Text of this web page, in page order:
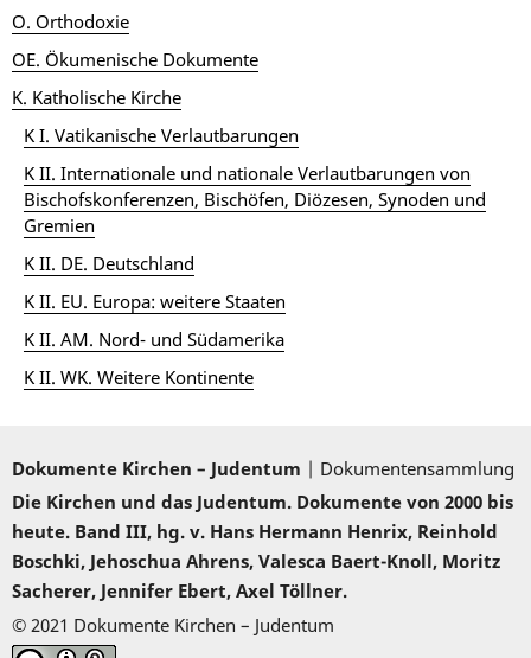
O. Orthodoxie
OE. Ökumenische Dokumente
K. Katholische Kirche
K I. Vatikanische Verlautbarungen
K II. Internationale und nationale Verlautbarungen von
Bischofskonferenzen, Bischöfen, Diözesen, Synoden und
Gremien
K II. DE. Deutschland
K II. EU. Europa: weitere Staaten
K II. AM. Nord- und Südamerika
K II. WK. Weitere Kontinente
Dokumente Kirchen – Judentum | Dokumentensammlung
Die Kirchen und das Judentum. Dokumente von 2000 bis
heute. Band III, hg. v. Hans Hermann Henrix, Reinhold
Boschki, Jehoschua Ahrens, Valesca Baert-Knoll, Moritz
Sacherer, Jennifer Ebert, Axel Töllner.
© 2021 Dokumente Kirchen – Judentum